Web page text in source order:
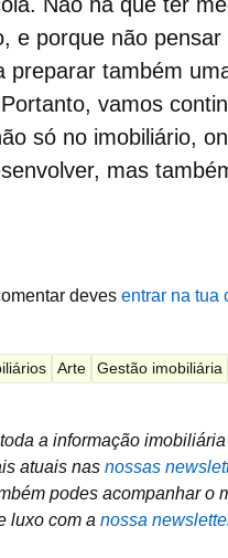
Não há que ter
e porque não
preparar também
vamos
só no imobiliário,
mas
deves entrar na tua
Arte Gestão imobiliária
a informação
atuais nas nossas
podes acompanhar o
luxo com a nossa